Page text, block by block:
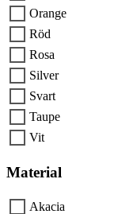
Orange
Röd
Rosa
Silver
Svart
Taupe
Vit
Material
Akacia